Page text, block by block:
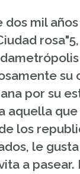
dos mil
su
por su
aquella
los
le
a pasear.